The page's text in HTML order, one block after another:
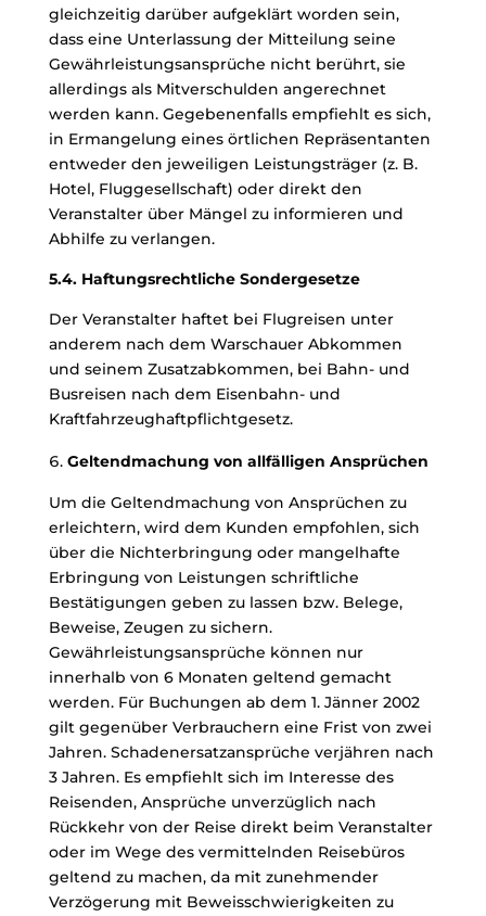
gleichzeitig darüber aufgeklärt worden sein,
dass eine Unterlassung der Mitteilung seine
Gewährleistungsansprüche nicht berührt, sie
allerdings als Mitverschulden angerechnet
werden kann. Gegebenenfalls empfiehlt es sich,
in Ermangelung eines örtlichen Repräsentanten
entweder den jeweiligen Leistungsträger (z. B.
Hotel, Fluggesellschaft) oder direkt den
Veranstalter über Mängel zu informieren und
Abhilfe zu verlangen.
5.4. Haftungsrechtliche Sondergesetze
Der Veranstalter haftet bei Flugreisen unter
anderem nach dem Warschauer Abkommen
und seinem Zusatzabkommen, bei Bahn- und
Busreisen nach dem Eisenbahn- und
Kraftfahrzeughaftpflichtgesetz.
Geltendmachung von allfälligen Ansprüchen
Um die Geltendmachung von Ansprüchen zu
erleichtern, wird dem Kunden empfohlen, sich
über die Nichterbringung oder mangelhafte
Erbringung von Leistungen schriftliche
Bestätigungen geben zu lassen bzw. Belege,
Beweise, Zeugen zu sichern.
Gewährleistungsansprüche können nur
innerhalb von 6 Monaten geltend gemacht
werden. Für Buchungen ab dem 1. Jänner 2002
gilt gegenüber Verbrauchern eine Frist von zwei
Jahren. Schadenersatzansprüche verjähren nach
3 Jahren. Es empfiehlt sich im Interesse des
Reisenden, Ansprüche unverzüglich nach
Rückkehr von der Reise direkt beim Veranstalter
oder im Wege des vermittelnden Reisebüros
geltend zu machen, da mit zunehmender
Verzögerung mit Beweisschwierigkeiten zu